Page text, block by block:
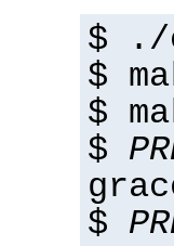
$ ./
$
$
$
$